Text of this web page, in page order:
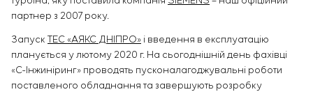
партнер з 2007 року.
Запуск ТЕС «АЯКС ДНІПРО» і введення в експлуатацію
планується у лютому 2020 г. На сьогоднішній день фахівці
«С-Інжиніринг» проводять пусконалагоджувальні роботи
поставленого обладнання та завершують розробку